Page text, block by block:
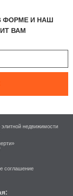
ФОРМЕ И НАШ
ВАМ
элитной недвижимости
соглашение